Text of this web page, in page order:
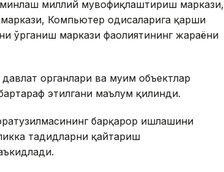
миллий мувофиқлаштириш маркази,
Компьютер ҳодисаларига қарши
ўрганиш маркази фаолиятининг жараёни
органлари ва муҳим объектлар
этилгани маълум қилинди.
барқарор ишлашини
таҳдидларни қайтариш